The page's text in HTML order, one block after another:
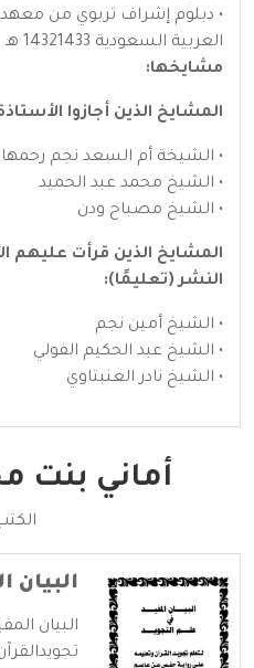
• دبلوم إشراف تربوي من
العربية السعودية 14321433 هـ
مشايخها:
المشايخ الذين أجازوا
• الشيخة أم السعد نجم رحمها
• الشيخ محمد عبد الحميد
• الشيخ مصباح ودن
المشايخ الذين قرأت عليهم
النشر (تعليمًا):
• الشيخ أمين نجم
• الشيخ عبد الحكيم الفولي
• الشيخ نادر العنبتاوي
أماني بنت
الكتب
البيان
البيان